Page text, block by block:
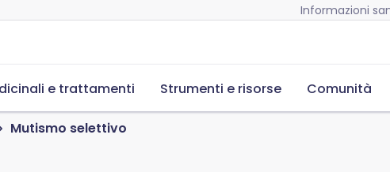
Informazioni
e trattamenti Strumenti e risorse Comunità
Mutismo selettivo